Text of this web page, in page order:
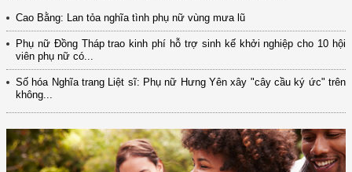
Cao Bằng: Lan tỏa nghĩa tình phụ nữ vùng mưa lũ
Phụ nữ Đồng Tháp trao kinh phí hỗ trợ sinh kế khởi nghiệp cho 10 hội
viên phụ nữ có...
Số hóa Nghĩa trang Liệt sĩ: Phụ nữ Hưng Yên xây "cây cầu ký ức" trên
không...